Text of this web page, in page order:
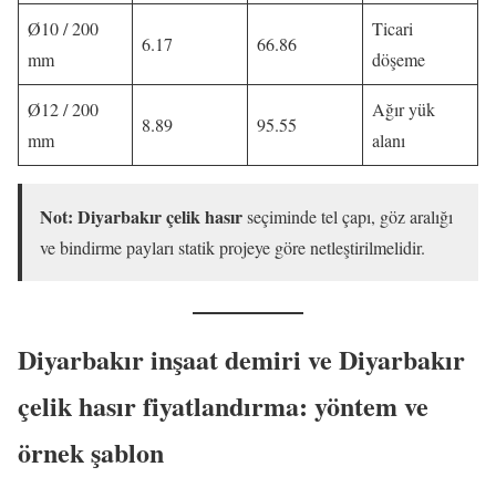
Ø10 / 200
mm
6.17 66.86
Ticari
döşeme
Ø12 / 200
mm
8.89 95.55
Ağır yük
alanı
Not: Diyarbakır çelik hasırseçiminde tel çapı, göz aralığı
ve bindirme payları statik projeye göre netleştirilmelidir.
Diyarbakır inşaat demiri ve Diyarbakır
çelik hasır fiyatlandırma: yöntem ve
örnek şablon